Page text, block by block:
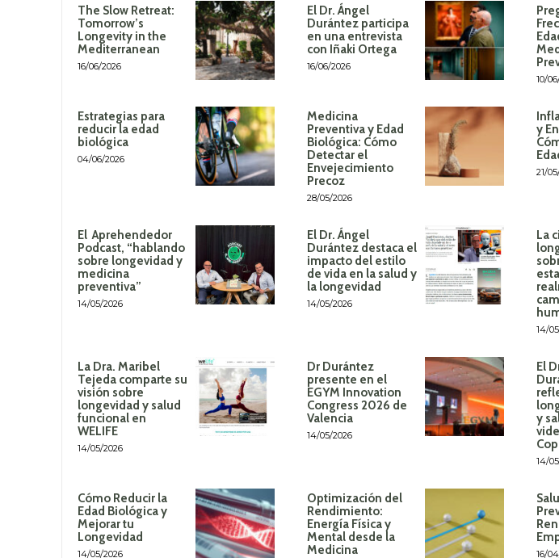
The Slow Retreat:
Tomorrow’s
Longevity in the
Mediterranean
16/06/2026
El Dr. Ángel
Durántez participa
en una entrevista
con Iñaki Ortega
16/06/2026
10/
Estrategias para
reducir la edad
biológica
04/06/2026
Medicina
Preventiva y Edad
Biológica: Cómo
Detectar el
Envejecimiento
Precoz
28/05/2026
y
21/
El Aprehendedor
Podcast, “hablando
sobre longevidad y
medicina
preventiva”
14/05/2026
El Dr. Ángel
Durántez destaca el
impacto del estilo
de vida en la salud y
la longevidad
14/05/2026
La
14/
La Dra. Maribel
Tejeda comparte su
visión sobre
longevidad y salud
funcional en
WELIFE
14/05/2026
Dr Durántez
presente en el
EGYM Innovation
Congress 2026 de
Valencia
14/05/2026
El
y
14/
Cómo Reducir la
Edad Biológica y
Mejorar tu
Longevidad
14/05/2026
Optimización del
Rendimiento:
Energía Física y
Mental desde la
Medicina
16/